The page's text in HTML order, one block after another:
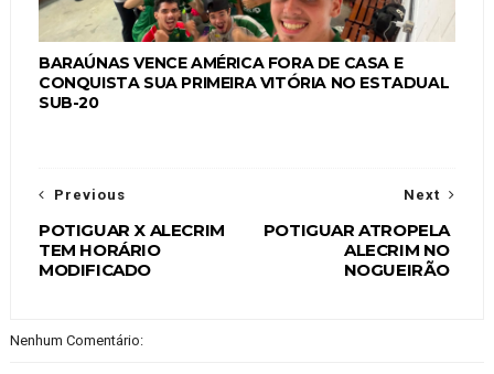
BARAÚNAS VENCE AMÉRICA FORA DE CASA E
CONQUISTA SUA PRIMEIRA VITÓRIA NO ESTADUAL
SUB-20
Next
POTIGUAR ATROPELA
ALECRIM NO
NOGUEIRÃO
Previous
POTIGUAR X ALECRIM
TEM HORÁRIO
MODIFICADO
Nenhum Comentário: